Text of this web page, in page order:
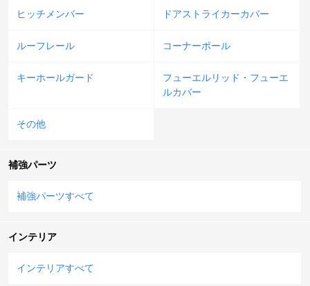
ヒッチメンバー ドアストライカーカバー
ルーフレール コーナーポール
キーホールガード
フューエルリッド・フューエ
ルカバー
その他
補強パーツ
補強パーツすべて
インテリア
インテリアすべて